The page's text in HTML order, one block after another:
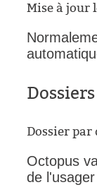
Mise à jour
Dossier par
Octopus
de